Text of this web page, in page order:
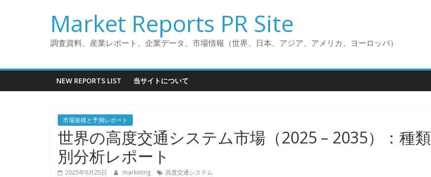
へ
キ
Market Reports PR Site
調査資料、産業レポート、企業データ、市場情報（世界、日本、アジア、アメリカ、ヨーロッパ）
NEW REPORTS LIST 当サイトについて
市場規模と予測レポート
世界の高度交通システム市場（2025 – 2035）：種類
別分析レポート
2025年6月25日 marketing 高度交通システム